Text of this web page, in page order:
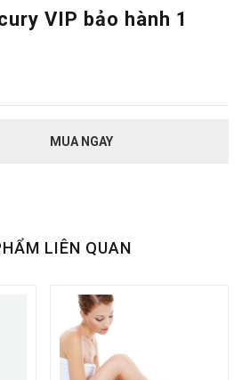
VIP bảo hành 1
MUA NGAY
LIÊN QUAN